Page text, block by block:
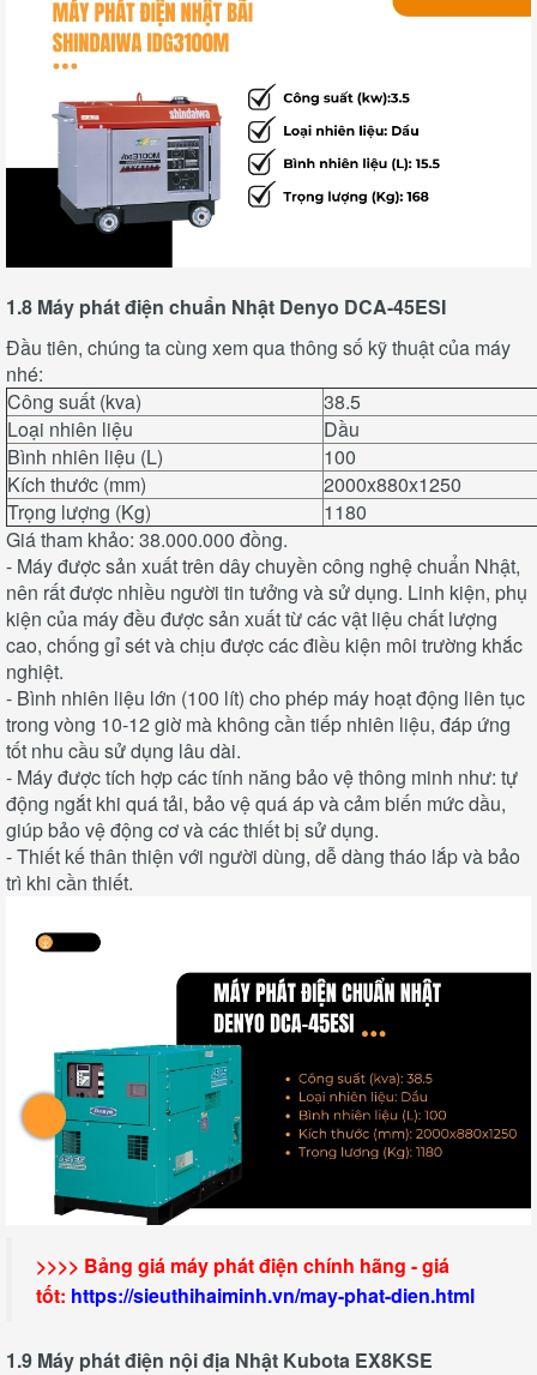
1.8 Máy phát điện chuẩn Nhật Denyo DCA-45ESI
Đầu tiên, chúng ta cùng xem qua thông số kỹ thuật của máy
nhé:
Công suất (kva)
38.5
Loại nhiên liệu
Dầu
Bình nhiên liệu (L)
100
Kích thước (mm)
2000x880x1250
Trọng lượng (Kg)
1180
Giá tham khảo: 38.000.000 đồng.
- Máy được sản xuất trên dây chuyền công nghệ chuẩn Nhật,
nên rất được nhiều người tin tưởng và sử dụng. Linh kiện, phụ
kiện của máy đều được sản xuất từ các vật liệu chất lượng
cao, chống gỉ sét và chịu được các điều kiện môi trường khắc
nghiệt.
- Bình nhiên liệu lớn (100 lít) cho phép máy hoạt động liên tục
trong vòng 10-12 giờ mà không cần tiếp nhiên liệu, đáp ứng
tốt nhu cầu sử dụng lâu dài.
- Máy được tích hợp các tính năng bảo vệ thông minh như: tự
động ngắt khi quá tải, bảo vệ quá áp và cảm biến mức dầu,
giúp bảo vệ động cơ và các thiết bị sử dụng.
- Thiết kế thân thiện với người dùng, dễ dàng tháo lắp và bảo
trì khi cần thiết.
>>>> Bảng giá máy phát điện chính hãng - giá
tốt: https://sieuthihaiminh.vn/may-phat-dien.html
1.9 Máy phát điện nội địa Nhật Kubota EX8KSE